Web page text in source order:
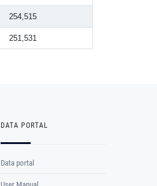
254,515
251,531
DATA PORTAL
Data portal